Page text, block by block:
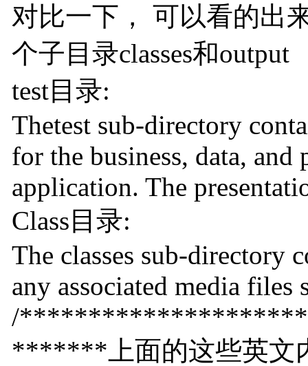
对比一下， 可以看的出
个子目录classes和output
test目录:
Thetest sub-directory
for the business, data, and
application. The
Class目录:
The classes sub-directory
any associated media files
/
*******上面的这些英文